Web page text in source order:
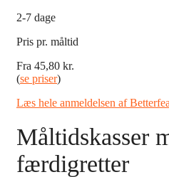
2-7 dage
Pris pr. måltid
Fra 45,80 kr.
(se priser)
Læs hele anmeldelsen af
Måltidskasser
færdigretter